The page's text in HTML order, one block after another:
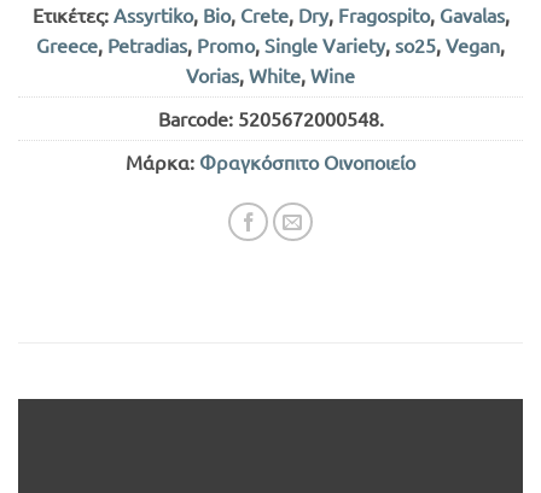
Ετικέτες: Assyrtiko, Bio, Crete, Dry, Fragospito, Gavalas,
Greece, Petradias, Promo, Single Variety, so25, Vegan,
Vorias, White, Wine
Barcode: 5205672000548.
Μάρκα: Φραγκόσπιτο Οινοποιείο